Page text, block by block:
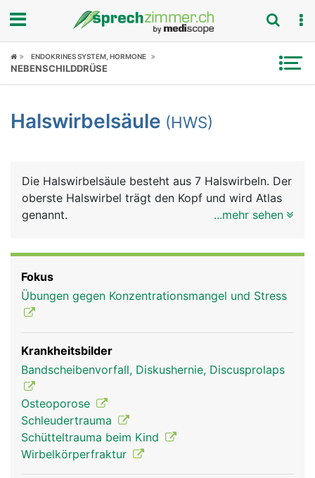
Fokus
Symptome
News
Rubriken
ENDOKRINES SYSTEM, HORMONE
NEBENSCHILDDRÜSE
Halswirbelsäule (HWS)
Die Halswirbelsäule besteht aus 7 Halswirbeln. Der
oberste Halswirbel trägt den Kopf und wird Atlas
genannt.
Halswirbelsäule
...mehr sehen
Fokus
Übungen gegen Konzentrationsmangel und Stress
Krankheitsbilder
Bandscheibenvorfall, Diskushernie, Discusprolaps
Osteoporose
Schleudertrauma
Schütteltrauma beim Kind
Wirbelkörperfraktur